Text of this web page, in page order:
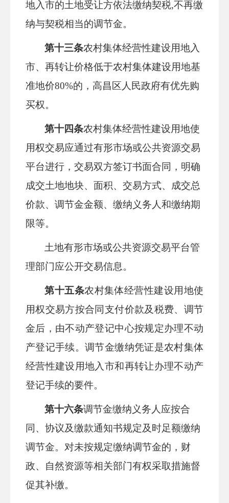
地入市的土地受让方依法缴纳契税,不再缴
纳与契税相当的调节金。
第十三条农村集体经营性建设用地入
市、再转让价格低于农村集体建设用地基
准地价80%的，高昌区人民政府有优先购
买权。
第十四条农村集体经营性建设用地使
用权交易应通过有形市场或公共资源交易
平台进行，交易双方签订书面合同，明确
成交土地地块、面积、交易方式、成交总
价款、调节金金额、缴纳义务人和缴纳期
限等。
土地有形市场或公共资源交易平台管
理部门应公开交易信息。
第十五条农村集体经营性建设用地使
用权交易方按合同支付价款及税费、调节
金后，由不动产登记中心按规定办理不动
产登记手续。调节金缴纳凭证是农村集体
经营性建设用地入市和再转让办理不动产
登记手续的要件。
第十六条调节金缴纳义务人应按合
同、协议及缴款通知书规定及时足额缴纳
调节金。对未按规定缴纳调节金的，财
政、自然资源等相关部门有权采取措施督
促其补缴。